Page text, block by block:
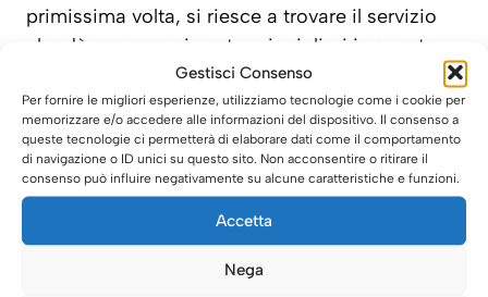
Gestisci Consenso
Per fornire le migliori esperienze, utilizziamo tecnologie come i cookie per
memorizzare e/o accedere alle informazioni del dispositivo. Il consenso a
queste tecnologie ci permetterà di elaborare dati come il comportamento
di navigazione o ID unici su questo sito. Non acconsentire o ritirare il
consenso può influire negativamente su alcune caratteristiche e funzioni.
Accetta
Nega
primissima volta, si riesce a trovare il servizio
che dà accesso ai vantaggi migliori in questo
ambito. Un minibus on il suo autista è prefetto
per spostarsi in città e non solo. la taffia è molto
buona infatti è considerabile una tra le migliori
per rapporto tra qualità e prezzo poiché non si
riesce a trovare un’altra modalità per spostarsi
che offra così tanto a un prezzo così
conveniente.